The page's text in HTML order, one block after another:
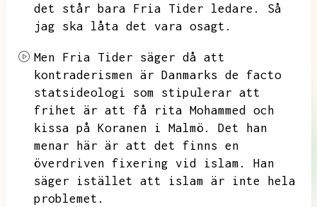
det står bara Fria Tider ledare.
Så
jag ska låta det vara osagt.
Men Fria Tider säger då att
kontraderismen är Danmarks de facto
statsideologi som stipulerar att
frihet är att få rita Mohammed och
kissa på Koranen i Malmö.
Det han
menar här är att det finns en
överdriven fixering vid islam.
Han
säger istället att islam är inte hela
problemet.